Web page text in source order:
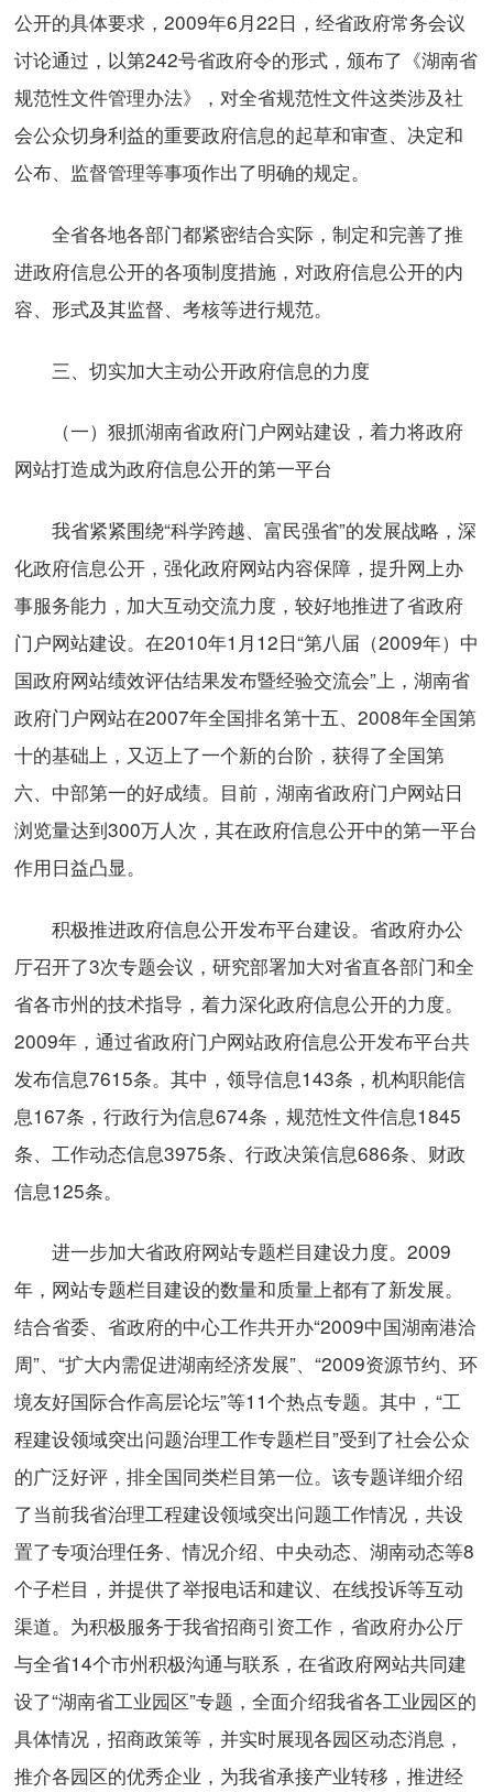
公开的具体要求，2009年6月22日，经省政府常务会议
讨论通过，以第242号省政府令的形式，颁布了《湖南省
规范性文件管理办法》，对全省规范性文件这类涉及社
会公众切身利益的重要政府信息的起草和审查、决定和
公布、监督管理等事项作出了明确的规定。
全省各地各部门都紧密结合实际，制定和完善了推
进政府信息公开的各项制度措施，对政府信息公开的内
容、形式及其监督、考核等进行规范。
三、切实加大主动公开政府信息的力度
（一）狠抓湖南省政府门户网站建设，着力将政府
网站打造成为政府信息公开的第一平台
我省紧紧围绕“科学跨越、富民强省”的发展战略，深
化政府信息公开，强化政府网站内容保障，提升网上办
事服务能力，加大互动交流力度，较好地推进了省政府
门户网站建设。在2010年1月12日“第八届（2009年）中
国政府网站绩效评估结果发布暨经验交流会”上，湖南省
政府门户网站在2007年全国排名第十五、2008年全国第
十的基础上，又迈上了一个新的台阶，获得了全国第
六、中部第一的好成绩。目前，湖南省政府门户网站日
浏览量达到300万人次，其在政府信息公开中的第一平台
作用日益凸显。
积极推进政府信息公开发布平台建设。省政府办公
厅召开了3次专题会议，研究部署加大对省直各部门和全
省各市州的技术指导，着力深化政府信息公开的力度。
2009年，通过省政府门户网站政府信息公开发布平台共
发布信息7615条。其中，领导信息143条，机构职能信
息167条，行政行为信息674条，规范性文件信息1845
条、工作动态信息3975条、行政决策信息686条、财政
信息125条。
进一步加大省政府网站专题栏目建设力度。2009
年，网站专题栏目建设的数量和质量上都有了新发展。
结合省委、省政府的中心工作共开办“2009中国湖南港洽
周”、“扩大内需促进湖南经济发展”、“2009资源节约、环
境友好国际合作高层论坛”等11个热点专题。其中，“工
程建设领域突出问题治理工作专题栏目”受到了社会公众
的广泛好评，排全国同类栏目第一位。该专题详细介绍
了当前我省治理工程建设领域突出问题工作情况，共设
置了专项治理任务、情况介绍、中央动态、湖南动态等8
个子栏目，并提供了举报电话和建议、在线投诉等互动
渠道。为积极服务于我省招商引资工作，省政府办公厅
与全省14个市州积极沟通与联系，在省政府网站共同建
设了“湖南省工业园区”专题，全面介绍我省各工业园区的
具体情况，招商政策等，并实时展现各园区动态消息，
推介各园区的优秀企业，为我省承接产业转移，推进经